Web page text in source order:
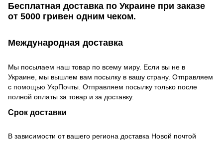
Бесплатная доставка по Украине при заказе
от 5000 гривен одним чеком.
Международная доставка
Мы посылаем наш товар по всему миру. Если вы не в
Украине, мы вышлем вам посылку в вашу страну. Отправляем
с помощью УкрПочты. Отправляем посылку только после
полной оплаты за товар и за доставку.
Срок доставки
В зависимости от вашего региона доставка Новой почтой